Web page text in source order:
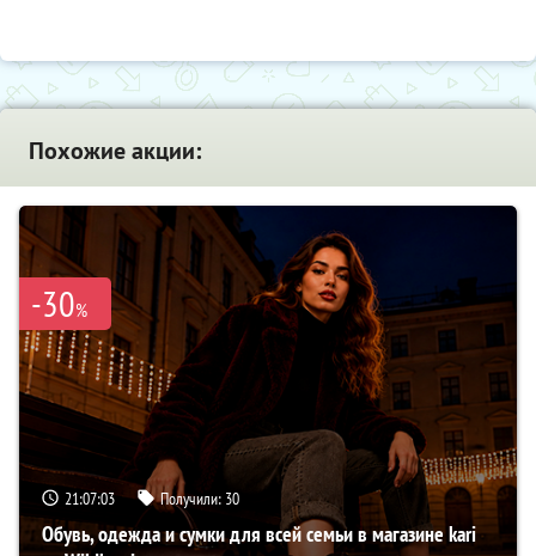
Похожие акции:
-30%
21:07:02 Получили: 30
Обувь, одежда и сумки для всей семьи в магазине kari